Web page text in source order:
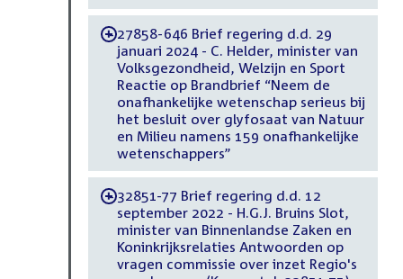
-27858-646 Brief regering d.d. 29
januari 2024 - C. Helder, minister van
Volksgezondheid, Welzijn en Sport
Reactie op Brandbrief “Neem de
onafhankelijke wetenschap serieus bij
het besluit over glyfosaat van Natuur
en Milieu namens 159 onafhankelijke
wetenschappers”
-32851-77 Brief regering d.d. 12
september 2022 - H.G.J. Bruins Slot,
minister van Binnenlandse Zaken en
Koninkrijksrelaties Antwoorden op
vragen commissie over inzet Regio's